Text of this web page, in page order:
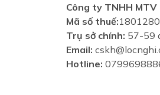
Công ty TNHH MTV
Mã số thuế:
Trụ sở chính: 57-59
Email:
Hotline: